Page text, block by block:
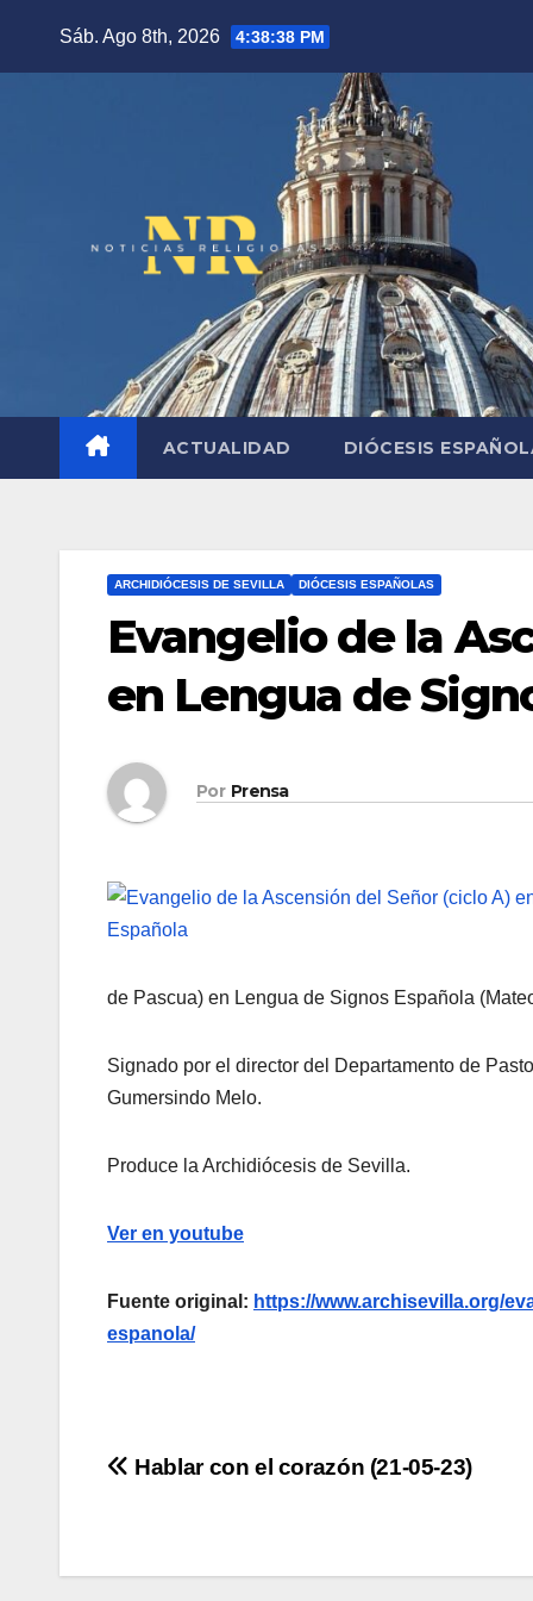
Sáb. Ago 8th, 2026 4:38:39 PM
ACTUALIDAD DIÓCESIS
ARCHIDIÓCESIS DE SEVILLA DIÓCESIS ESPAÑOLAS
Evangelio de la
en Lengua de
Por Prensa
de Pascua) en Lengua de Signos Española
Signado por el director del Departamento de
Gumersindo Melo.
Produce la Archidiócesis de Sevilla.
Ver en youtube
Fuente original: https://www.archisevilla.org/
espanola/
Navegación
entradas
Hablar con el corazón (21-05-23)